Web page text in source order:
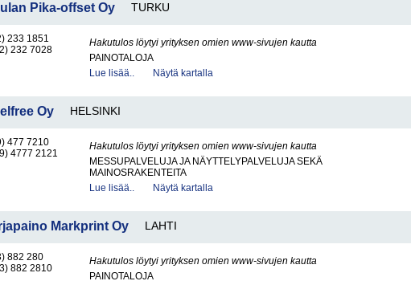
Pika-offset Oy TURKU
233 1851
232 7028
Hakutulos löytyi yrityksen omien www-sivujen kautta
PAINOTALOJA
Lue lisää..
Näytä kartalla
Oy HELSINKI
477 7210
4777 2121
Hakutulos löytyi yrityksen omien www-sivujen kautta
MESSUPALVELUJA JA NÄYTTELYPALVELUJA SEKÄ
MAINOSRAKENTEITA
Lue lisää..
Näytä kartalla
Markprint Oy LAHTI
882 280
882 2810
Hakutulos löytyi yrityksen omien www-sivujen kautta
PAINOTALOJA